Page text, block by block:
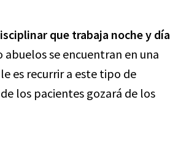
que trabaja noche y día
abuelos se encuentran en una
es recurrir a este tipo de
los pacientes gozará de los